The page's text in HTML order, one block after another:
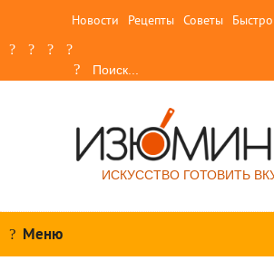
Новости Рецепты Советы
ИСКУССТВО ГОТОВИТЬ
Меню